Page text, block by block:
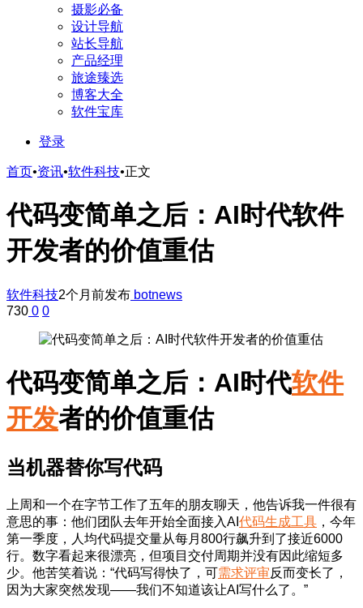
摄影必备
设计导航
站长导航
产品经理
旅途臻选
博客大全
软件宝库
登录
首页•资讯•软件科技•正文
代码变简单之后：AI时代软件
开发者的价值重估
软件科技2个月前发布 botnews
730 0 0
代码变简单之后：AI时代软件
开发者的价值重估
当机器替你写代码
上周和一个在字节工作了五年的朋友聊天，他告诉我一件很有
意思的事：他们团队去年开始全面接入AI 代码生成工具 ，今年
第一季度，人均代码提交量从每月800行飙升到了接近6000
行。数字看起来很漂亮，但项目交付周期并没有因此缩短多
少。他苦笑着说：“代码写得快了，可需求评审反而变长了，
因为大家突然发现——我们不知道该让AI写什么了。”